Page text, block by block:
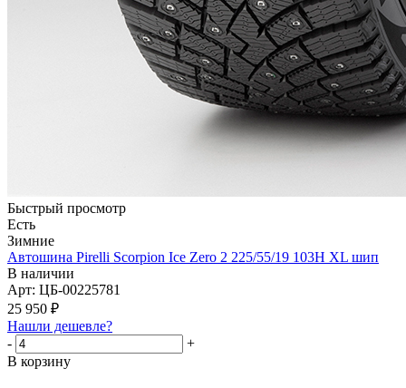
Быстрый просмотр
Есть
Зимние
Автошина Pirelli Scorpion Ice Zero 2 225/55/19 103H XL шип
В наличии
Арт: ЦБ-00225781
25 950 ₽
Нашли дешевле?
-
+
В корзину